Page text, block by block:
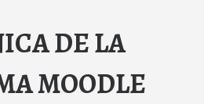
DE LA
MOODLE